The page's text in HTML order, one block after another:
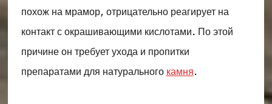
похож на мрамор, отрицательно реагирует на
контакт с окрашивающими кислотами. По этой
причине он требует ухода и пропитки
препаратами для натурального камня.